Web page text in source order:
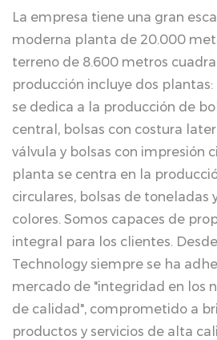
La empresa tiene una gran
moderna planta de 20.000
terreno de 8.600 metros
producción incluye dos
se dedica a la producción de
central, bolsas con costura
válvula y bolsas con impresión
planta se centra en la
circulares, bolsas de toneladas
colores. Somos capaces de
integral para los clientes.
Technology siempre se ha
mercado de "integridad en los
de calidad", comprometido a
productos y servicios de alta